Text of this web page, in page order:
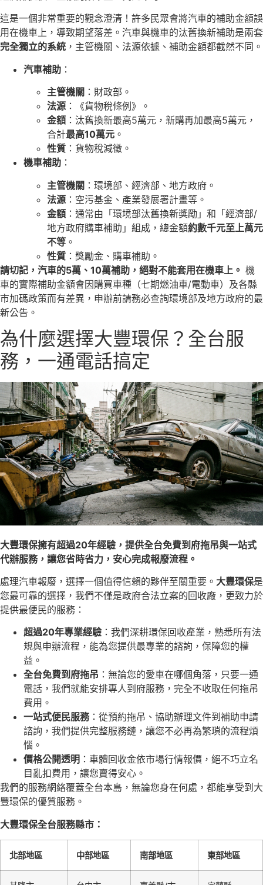
這是一個非常重要的觀念澄清！許多民眾會將汽車的補助金額誤
用在機車上，導致期望落差。汽車與機車的汰舊換新補助是兩套
完全獨立的系統 ，主管機關、法源依據、補助金額都截然不同。
汽車補助 ：
主管機關 ：財政部。
法源 ：《貨物稅條例》。
金額 ：汰舊換新最高5萬元，新購再加最高5萬元，
合計最高10萬元 。
性質 ：貨物稅減徵。
機車補助 ：
主管機關 ：環境部、經濟部、地方政府。
法源 ：空污基金、產業發展署計畫等。
金額 ：通常由「環境部汰舊換新獎勵」和「經濟部/
地方政府購車補助」組成，總金額約數千元至上萬元
不等 。
性質 ：獎勵金、購車補助。
請切記，汽車的5萬、10萬補助，絕對不能套用在機車上。 機
車的實際補助金額會因購買車種（七期燃油車/電動車）及各縣
市加碼政策而有差異，申辦前請務必查詢環境部及地方政府的最
新公告。
為什麼選擇大豐環保？全台服
務，一通電話搞定
大豐環保擁有超過20年經驗，提供全台免費到府拖吊與一站式
代辦服務，讓您省時省力，安心完成報廢流程。
處理汽車報廢，選擇一個值得信賴的夥伴至關重要。 大豐環保是
您最可靠的選擇，我們不僅是政府合法立案的回收廠，更致力於
提供最便民的服務：
超過20年專業經驗 ：我們深耕環保回收產業，熟悉所有法
規與申辦流程，能為您提供最專業的諮詢，保障您的權
益。
全台免費到府拖吊 ：無論您的愛車在哪個角落，只要一通
電話，我們就能安排專人到府服務，完全不收取任何拖吊
費用。
一站式便民服務：從預約拖吊、協助辦理文件到補助申請
諮詢，我們提供完整服務鏈，讓您不必再為繁瑣的流程煩
惱。
價格公開透明 ：車體回收金依市場行情報價，絕不巧立名
目亂扣費用，讓您賣得安心。
我們的服務網絡覆蓋全台本島，無論您身在何處，都能享受到大
豐環保的優質服務。
大豐環保全台服務縣市：
北部地區 中部地區 南部地區 東部地區